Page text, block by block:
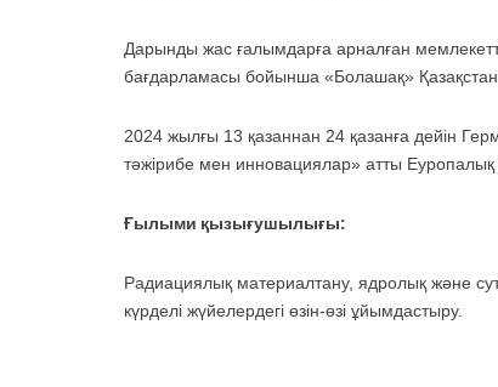
Дарынды жас ғалымдарға арналған
бағдарламасы бойынша «Болашақ»
2024 жылғы 13 қазаннан 24 қазанға дейін
тәжірибе мен инновациялар» атты Еуропалық
Ғылыми қызығушылығы:
Радиациялық материалтану, ядролық және
күрделі жүйелердегі өзін-өзі ұйымдастыру.